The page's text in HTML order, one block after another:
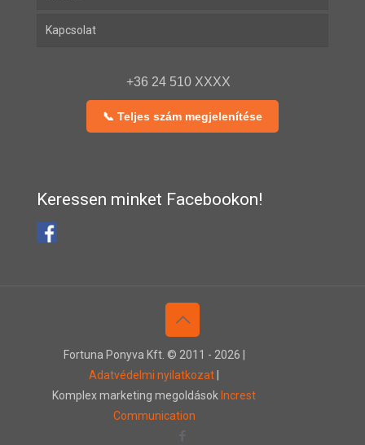
Kapcsolat
+36 24 510 XXXX
📞 Teljes szám megjelenítése
Keressen minket Facebookon!
Fortuna Ponyva Kft. © 2011 - 2026 |
Adatvédelmi nyilatkozat
Komplex marketing megoldások Increst
Communication